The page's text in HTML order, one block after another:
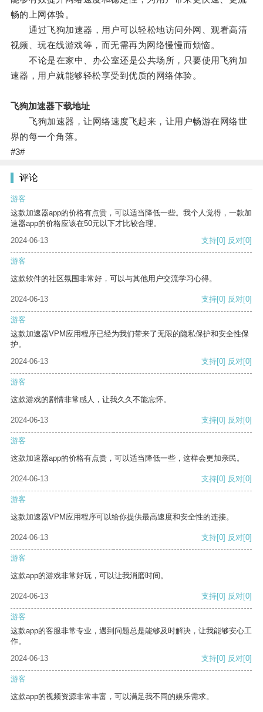
畅的上网体验。
通过飞狗加速器，用户可以轻松地访问外网、观看高清
视频、玩在线游戏等，而无需再为网络慢慢而烦恼。
不论是在家中、办公室还是公共场所，只要使用飞狗加
速器，用户就能够轻松享受到优质的网络体验。
飞狗加速器下载地址
飞狗加速器，让网络速度飞起来，让用户畅游在网络世
界的每一个角落。
#3#
评论
游客
这款加速器app的价格有点贵，可以适当降低一些。我个人觉得，一款加
速器app的价格应该在50元以下才比较合理。
2024-06-13
支持[0] 反对[0]
游客
这款软件的社区氛围非常好，可以与其他用户交流学习心得。
2024-06-13 支持[0] 反对[0]
游客
这款加速器VPM应用程序已经为我们带来了无限的隐私保护和安全性保
护。
2024-06-13
支持[0] 反对[0]
游客
这款游戏的剧情非常感人，让我久久不能忘怀。
2024-06-13 支持[0] 反对[0]
游客
这款加速器app的价格有点贵，可以适当降低一些，这样会更加亲民。
2024-06-13 支持[0] 反对[0]
游客
这款加速器VPM应用程序可以给你提供最高速度和安全性的连接。
2024-06-13 支持[0] 反对[0]
游客
这款app的游戏非常好玩，可以让我消磨时间。
2024-06-13 支持[0] 反对[0]
游客
这款app的客服非常专业，遇到问题总是能够及时解决，让我能够安心工
作。
2024-06-13
支持[0] 反对[0]
游客
这款app的视频资源非常丰富，可以满足我不同的娱乐需求。